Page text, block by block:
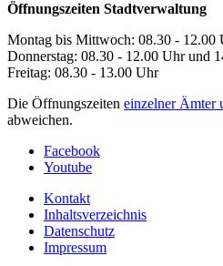
Öffnungszeiten Stadtverwaltung
Montag bis Mittwoch: 08.30 - 12.00
Donnerstag: 08.30 - 12.00 Uhr und
Freitag: 08.30 - 13.00 Uhr
Die Öffnungszeiten einzelner Ämter
abweichen.
Facebook
Youtube
Kontakt
Inhaltsverzeichnis
Datenschutz
Impressum